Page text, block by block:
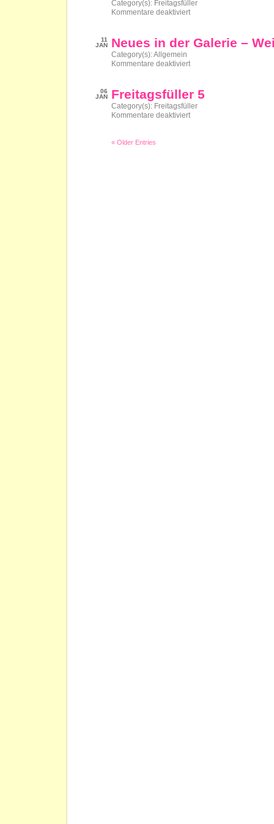
nennen
sollte…
Category(s): Freitagsfüller
Kommentare deaktiviertfür
11
JAN
Neues in der Galerie –
Category(s):Allgemein
Kommentare deaktiviertfür
Galerie
–
Weihnachten
06
JAN
Freitagsfüller 5
Category(s): Freitagsfüller
Kommentare deaktiviertfür
« Older Entries